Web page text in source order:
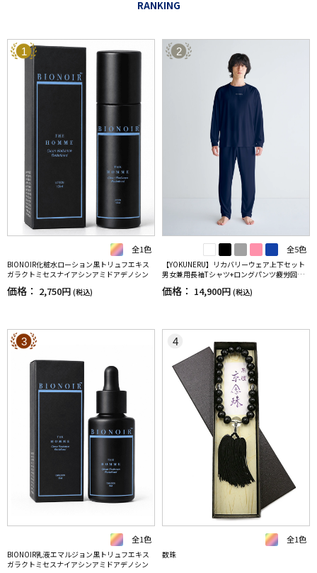
RANKING
1
全1色
BIONOIR化粧水ローション黒トリュフエキス
ガラクトミセスナイアシンアミドアデノシン
価格： 2,750円 (税込)
2
全5色
【YOKUNERU】リカバリーウェア上下セット
男女兼用長袖Tシャツ+ロングパンツ疲労回復
血行促進遠赤外線快眠NANOMIX(R)【一般医療
機器】SS～LLサイズ
価格： 14,900円 (税込)
3
全1色
BIONOIR乳液エマルジョン黒トリュフエキス
ガラクトミセスナイアシンアミドアデノシン
4
全1色
数珠